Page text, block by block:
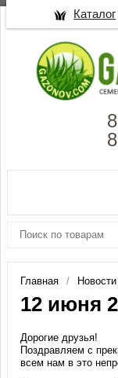
Главная Новости
12 июня
Дорогие друзья!
Поздравляем с
всем нам в это
Каталог